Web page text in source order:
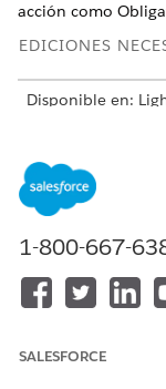
acción como
EDICIONES
Disponible en:
Education Cloud,
Cloud con
Manufacturing
sector público.
en Plan de
Abra Formatos
Haga clic en el
1-800-667-
SALESFORCE